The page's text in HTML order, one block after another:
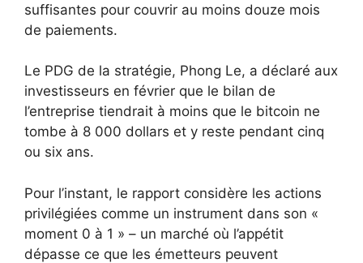
suffisantes pour couvrir au moins douze mois
de paiements.
Le PDG de la stratégie, Phong Le, a déclaré aux
investisseurs en février que le bilan de
l’entreprise tiendrait à moins que le bitcoin ne
tombe à 8 000 dollars et y reste pendant cinq
ou six ans.
Pour l’instant, le rapport considère les actions
privilégiées comme un instrument dans son «
moment 0 à 1 » – un marché où l’appétit
dépasse ce que les émetteurs peuvent